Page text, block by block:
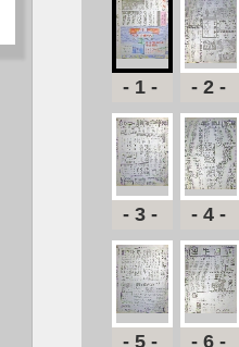
-1- -2-
-3- -4-
-5- -6-